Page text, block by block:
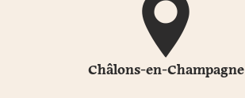
Châlons-en-Champagne